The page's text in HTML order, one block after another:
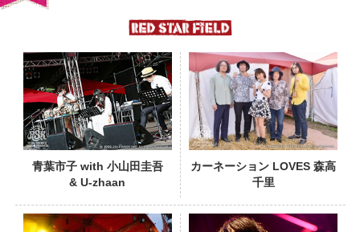
青葉市子 with 小山田圭吾
& U-zhaan
カーネーション LOVES 森高
千里
PHOTO
PHOTO